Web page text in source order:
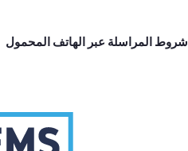
شروط المراسلة عبر الهاتف المحمول